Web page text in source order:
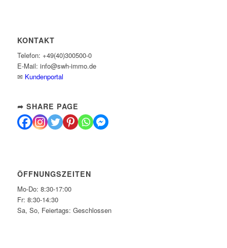
KONTAKT
Telefon: +49(40)300500-0
E-Mail: info@swh-immo.de
✉ Kundenportal
➦ SHARE PAGE
ÖFFNUNGSZEITEN
Mo-Do: 8:30-17:00
Fr: 8:30-14:30
Sa, So, Feiertags: Geschlossen